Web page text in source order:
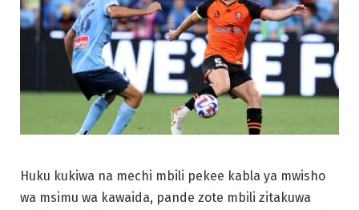
Huku kukiwa na mechi mbili pekee kabla ya mwisho
wa msimu wa kawaida, pande zote mbili zitakuwa